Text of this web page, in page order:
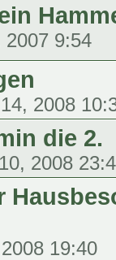
2007 9:54
2008
die 2.
2008
19:40